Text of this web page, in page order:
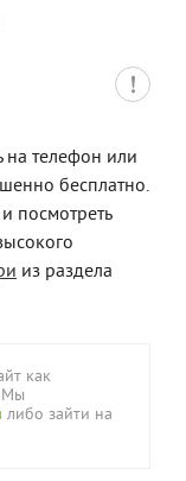
на телефон или
бесплатно.
посмотреть
из раздела
как
Мы
либо зайти на